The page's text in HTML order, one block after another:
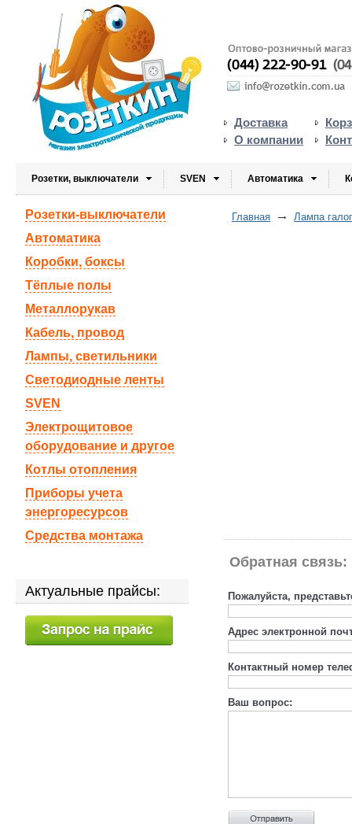
Доставка
О компании
Розетки, выключатели SVEN Автоматика
Главная Лампа
Обратная связь:
Пожалуйста,
Адрес электронной
Контактный номер
Ваш вопрос:
Розетки-выключатели
Автоматика
Коробки, боксы
Тёплые полы
Металлорукав
Кабель, провод
Лампы, светильники
Светодиодные ленты
SVEN
Электрощитовое
оборудование и другое
Котлы отопления
Приборы учета
энергоресурсов
Средства монтажа
Актуальные прайсы: